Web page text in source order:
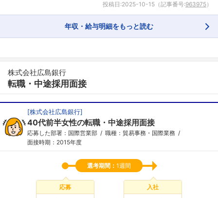
投稿日:2025-10-15 （記事番号:963975）
年収・給与明細をもっと読む
株式会社広島銀行
転職・中途採用面接
[株式会社広島銀行]
40代前半女性の転職・中途採用面接
応募した部署：国際営業部
職種：貿易事務・国際業務
面接時期：2015年度
選考期間： 1週間
応募 入社